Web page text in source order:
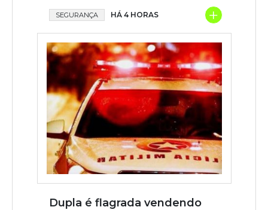
SEGURANÇA HÁ 4 HORAS +
Dupla é flagrada vendendo